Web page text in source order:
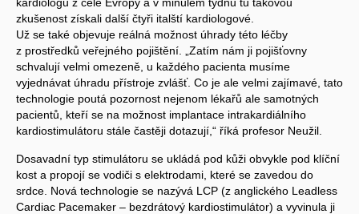
zkušenost získali další čtyři italští kardiologové.
Už se také objevuje reálná možnost úhrady této léčby
z prostředků veřejného pojištění. „Zatím nám ji pojišťovny
schvalují velmi omezeně, u každého pacienta musíme
vyjednávat úhradu přístroje zvlášť. Co je ale velmi zajímavé, tato
technologie poutá pozornost nejenom lékařů ale samotných
pacientů, kteří se na možnost implantace intrakardiálního
kardiostimulátoru stále častěji dotazují,“ říká profesor Neužil.
Dosavadní typ stimulátoru se ukládá pod kůži obvykle pod klíční
kost a propojí se vodiči s elektrodami, které se zavedou do
srdce. Nová technologie se nazývá LCP (z anglického Leadless
Cardiac Pacemaker – bezdrátový kardiostimulátor) a vyvinula ji